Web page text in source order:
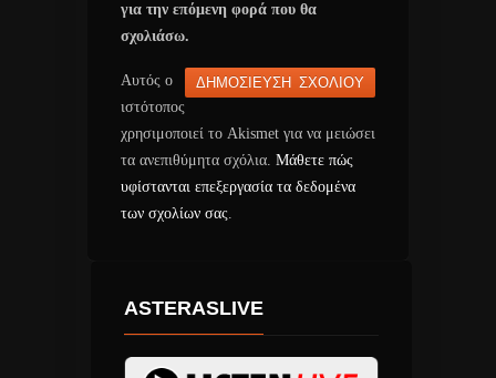
για την επόμενη φορά που θα
σχολιάσω.
Αυτός ο
ιστότοπος
χρησιμοποιεί το Akismet για να μειώσει
τα ανεπιθύμητα σχόλια. Μάθετε πώς
υφίστανται επεξεργασία τα δεδομένα
των σχολίων σας.
ASTERASLIVE